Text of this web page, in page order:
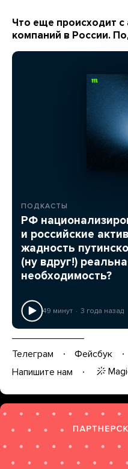
Что еще происходит
компаний в России.
ПОДКАСТЫ
РФ
и российские
жадность
(ну вдруг!)
необходимость?
49 минут 3 года назад
Телеграм Фейсбук
Напишите нам